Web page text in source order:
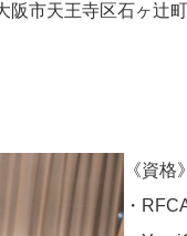
市天王寺区石ヶ辻
《資格》
・